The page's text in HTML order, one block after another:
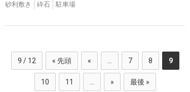
砂利敷き
砕石 駐車場
9 / 12 « 先頭 « 7 8 9
10 11 » 最後 »